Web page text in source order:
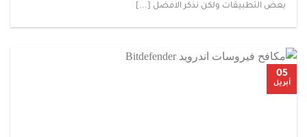
بعض التطبيقات ولكن نذكر الافضل [...]
05
أبريل